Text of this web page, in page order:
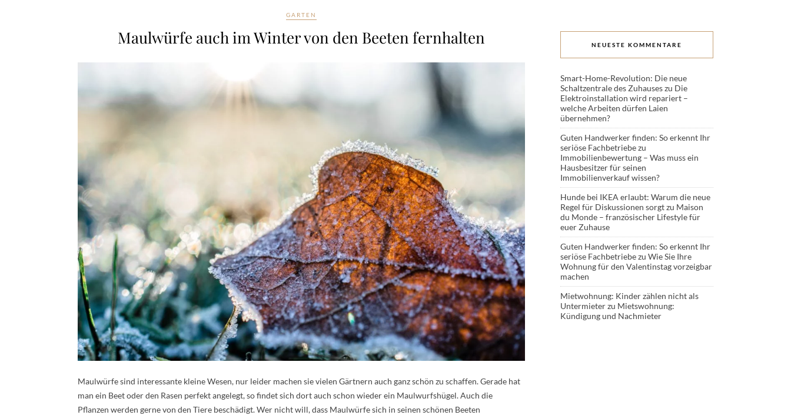
GARTEN
Maulwürfe auch im Winter von den Beeten fernhalten
Maulwürfe sind interessante kleine Wesen, nur leider machen sie vielen Gärtnern auch ganz schön zu schaffen. Gerade hat
man ein Beet oder den Rasen perfekt angelegt, so findet sich dort auch schon wieder ein Maulwurfshügel. Auch die
Pflanzen werden gerne von den Tiere beschädigt. Wer nicht will, dass Maulwürfe sich in seinen schönen Beeten
NEUESTE KOMMENTARE
Smart-Home-Revolution: Die neue
Schaltzentrale des Zuhauseszu Die
Elektroinstallation wird repariert –
welche Arbeiten dürfen Laien
übernehmen?
Guten Handwerker finden: So erkennt Ihr
seriöse Fachbetriebezu
Immobilienbewertung – Was muss ein
Hausbesitzer für seinen
Immobilienverkauf wissen?
Hunde bei IKEA erlaubt: Warum die neue
Regel für Diskussionen sorgtzu Maison
du Monde – französischer Lifestyle für
euer Zuhause
Guten Handwerker finden: So erkennt Ihr
seriöse Fachbetriebezu Wie Sie Ihre
Wohnung für den Valentinstag vorzeigbar
machen
Mietwohnung: Kinder zählen nicht als
Untermieterzu Mietswohnung:
Kündigung und Nachmieter